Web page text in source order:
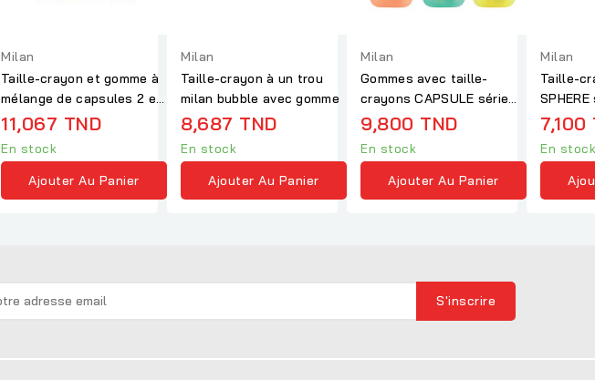
Milan
Taille-crayon et gomme à
mélange de capsules 2 en
1
11,067 TND
En stock
Ajouter Au Panier
Milan
Taille-crayon à un trou
milan bubble avec gomme
8,687 TND
En stock
Ajouter Au Panier
Milan
Gommes avec taille-
crayons CAPSULE série
New Look
9,800 TND
En stock
Ajouter Au Panier
Milan
Taille-
7,100
En stock